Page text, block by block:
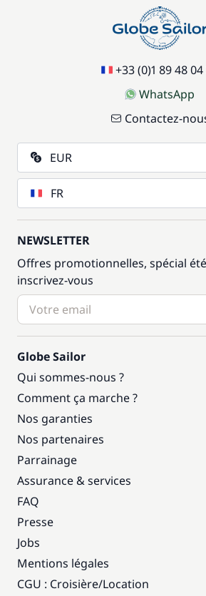
+33 (0)1 89 48 04
WhatsApp
Contactez-
EUR
FR
NEWSLETTER
Offres promotionnelles, spécial
inscrivez-vous
Globe Sailor
Qui sommes-nous ?
Comment ça marche ?
Nos garanties
Nos partenaires
Parrainage
Assurance & services
FAQ
Presse
Jobs
Mentions légales
CGU : Croisière/Location